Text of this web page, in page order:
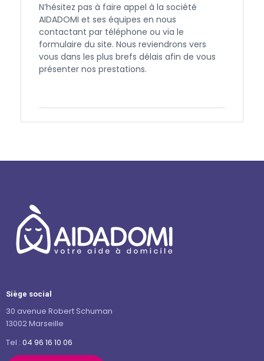
N’hésitez pas à faire appel à la société
AIDADOMI et ses équipes en nous
contactant par téléphone ou via le
formulaire du site. Nous reviendrons vers
vous dans les plus brefs délais afin de vous
présenter nos prestations.
Siège social
30 avenue Robert Schuman
13002 Marseille
Tel : 04 96 16 10 06